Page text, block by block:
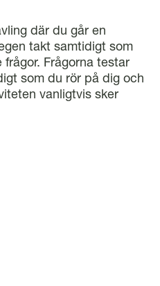
där du går en
takt samtidigt som
Frågorna testar
som du rör på dig och
vanligtvis sker